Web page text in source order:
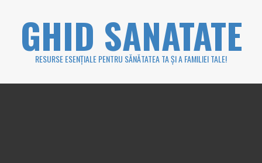
GHID SANATATE
RESURSE ESENȚIALE PENTRU SĂNĂTATEA TA ȘI A FAMILIEI TALE!